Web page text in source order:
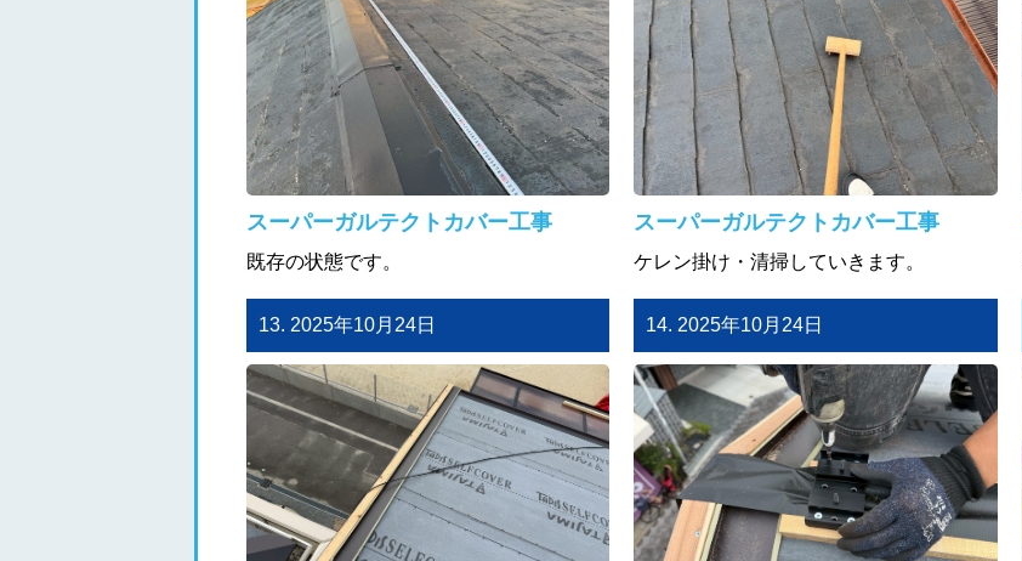
スーパーガルテクトカバー工事
既存の状態です。
スーパーガルテクトカバー工事
ケレン掛け・清掃していきます。
13. 2025年10月24日 14. 2025年10月24日